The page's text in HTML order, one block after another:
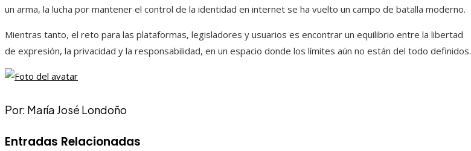
un arma, la lucha por mantener el control de la identidad en internet se ha vuelto un campo de batalla moderno.
Mientras tanto, el reto para las plataformas, legisladores y usuarios es encontrar un equilibrio entre la libertad
de expresión, la privacidad y la responsabilidad, en un espacio donde los límites aún no están del todo definidos.
Por: María José Londoño
Entradas Relacionadas